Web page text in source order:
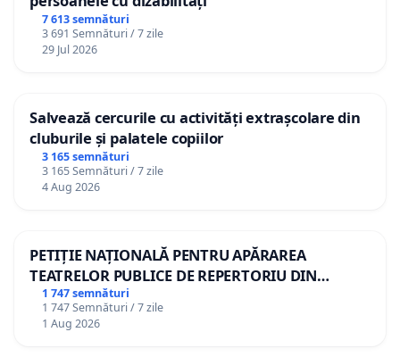
7 613 semnături
3 691 Semnături / 7 zile
29 Jul 2026
Salvează cercurile cu activități extrașcolare din
cluburile și palatele copiilor
3 165 semnături
3 165 Semnături / 7 zile
4 Aug 2026
PETIȚIE NAȚIONALĂ PENTRU APĂRAREA
TEATRELOR PUBLICE DE REPERTORIU DIN
ROMÂNIA
1 747 semnături
1 747 Semnături / 7 zile
1 Aug 2026